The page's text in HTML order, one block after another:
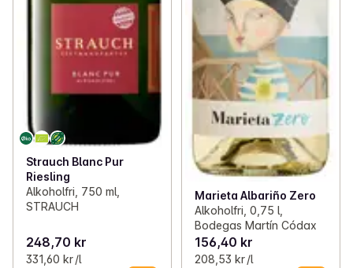
Strauch Blanc Pur
Riesling
Alkoholfri, 750 ml,
STRAUCH
248,70 kr
331,60 kr /l
Marieta Albariño Zero
Alkoholfri, 0,75 l,
Bodegas Martín Códax
156,40 kr
208,53 kr /l